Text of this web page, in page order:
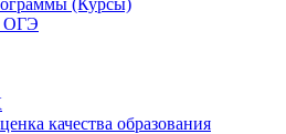
(Курсы)
ОГЭ
качества образования